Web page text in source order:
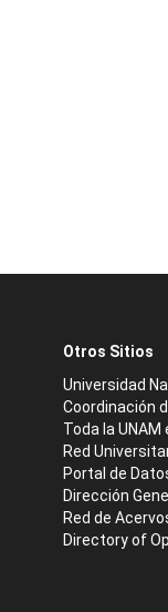
Otros Sitios
Universidad
Coordinación
Toda la UNAM
Red
Portal de
Dirección
Red de
Directory of